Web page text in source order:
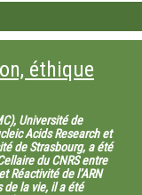
éthique
Université de
Acids Research et
de Strasbourg, a été
du CNRS entre
Réactivité de l’ARN
de la vie, il a été